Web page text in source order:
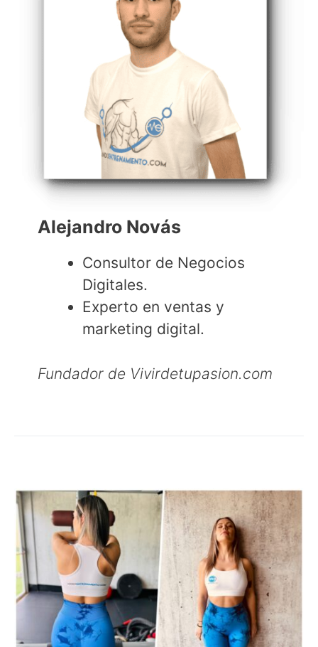
Alejandro Novás
Consultor de Negocios
Digitales.
Experto en ventas y
marketing digital.
Fundador de Vivirdetupasion.com